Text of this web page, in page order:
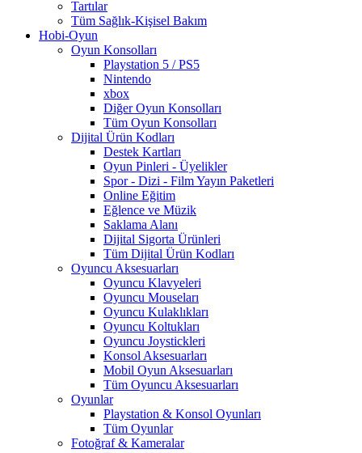
Tartılar
Tüm Sağlık-Kişisel Bakım
Hobi-Oyun
Oyun Konsolları
Playstation 5 / PS5
Nintendo
xbox
Diğer Oyun Konsolları
Tüm Oyun Konsolları
Dijital Ürün Kodları
Destek Kartları
Oyun Pinleri - Üyelikler
Spor - Dizi - Film Yayın Paketleri
Online Eğitim
Eğlence ve Müzik
Saklama Alanı
Dijital Sigorta Ürünleri
Tüm Dijital Ürün Kodları
Oyuncu Aksesuarları
Oyuncu Klavyeleri
Oyuncu Mouseları
Oyuncu Kulaklıkları
Oyuncu Koltukları
Oyuncu Joystickleri
Konsol Aksesuarları
Mobil Oyun Aksesuarları
Tüm Oyuncu Aksesuarları
Oyunlar
Playstation & Konsol Oyunları
Tüm Oyunlar
Fotoğraf & Kameralar